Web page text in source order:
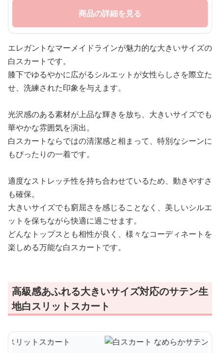
商品の詳細を見る
エレガントなマーメイドラインが魅力的な大きいサイズの
白スカートです。
膝下でゆるやかに広がるシルエットが女性らしさを際立た
せ、洗練された印象を与えます。
光沢感のある素材が上品な輝きを放ち、大きいサイズでも
華やかな雰囲気を演出。
白スカートならではの清潔感と相まって、特別なシーンに
もぴったりの一着です。
適度なストレッチ性を持ち合わせているため、動きやすさ
も確保。
大きいサイズでも窮屈さを感じることなく、美しいシルエ
ットを保ちながら快適に過ごせます。
どんなトップスとも相性が良く、様々なコーディネートを
楽しめる万能な白スカートです。
高級感あふれる大きいサイズ対応のサテン生
地白スリットスカート